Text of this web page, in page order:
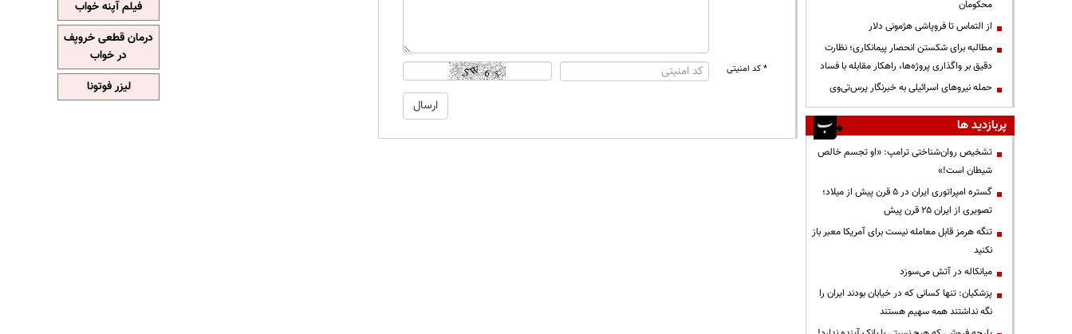
* کد امنیتی
محکومان
از التماس تا فروپاشی هژمونی دلار
مطالبه برای شکستن انحصار پیمانکاری؛ نظارت
دقیق بر واگذاری پروژه‌ها، راهکار مقابله با فساد
حمله نیروهای اسرائیلی به خبرنگار پرس‌تی‌وی
پربازدید ها
تشخیص روان‌شناختی ترامپ: «او تجسم خالص
شیطان است!»
گستره امپراتوری ایران در ۵ قرن پیش از میلاد؛
تصویری از ایران ۲۵ قرن پیش
تنگه هرمز قابل معامله نیست برای آمریکا معبر باز
نکنید
میانکاله در آتش می‌سوزد
پزشکیان: تنها کسانی که در خیابان بودند ایران را
نگه نداشتند همه سهیم هستند
فیلم آپنه خواب
درمان قطعی خروپف
در خواب
لیزر فوتونا